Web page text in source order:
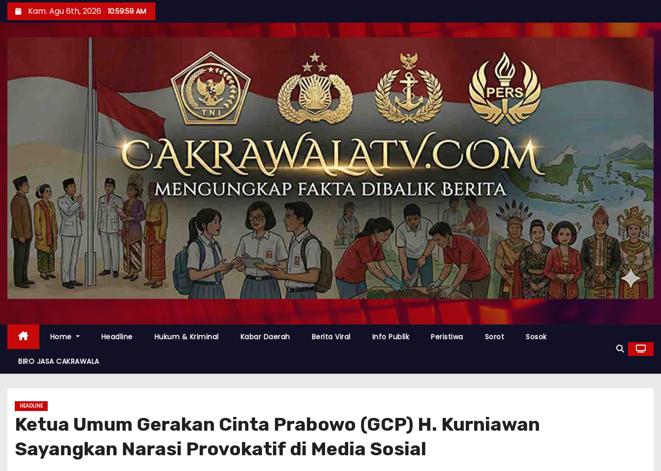
Kam. Agu 6th, 2026 11:00:01 AM
Home Headline Hukum & Kriminal Kabar Daerah Berita Viral Info Publik Peristiwa Sorot Sosok
BIRO JASA CAKRAWALA
HEADLINE
Ketua Umum Gerakan Cinta Prabowo (GCP) H. Kurniawan
Sayangkan Narasi Provokatif di Media Sosial